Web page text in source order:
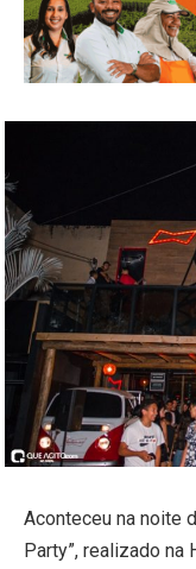
Aconteceu na noite
Party”, realizado na